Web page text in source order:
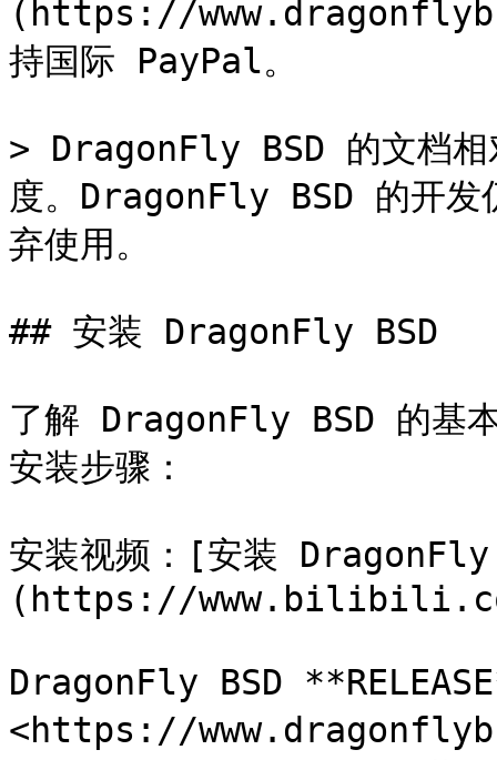
(https://
持国际 PayPal。
> DragonFly BSD 的文档相
度。DragonFly BSD 的开发
弃使用。
## 安装 DragonFly BSD
了解 DragonFly BSD 的基本
安装步骤：
安装视频：[安装
(https://
DragonFly BSD
<https://